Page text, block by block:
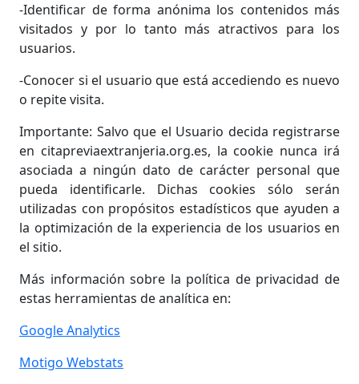
-Identificar de forma anónima los contenidos más
visitados y por lo tanto más atractivos para los
usuarios.
-Conocer si el usuario que está accediendo es nuevo
o repite visita.
Importante: Salvo que el Usuario decida registrarse
en citapreviaextranjeria.org.es, la cookie nunca irá
asociada a ningún dato de carácter personal que
pueda identificarle. Dichas cookies sólo serán
utilizadas con propósitos estadísticos que ayuden a
la optimización de la experiencia de los usuarios en
el sitio.
Más información sobre la política de privacidad de
estas herramientas de analítica en:
Google Analytics
Motigo Webstats